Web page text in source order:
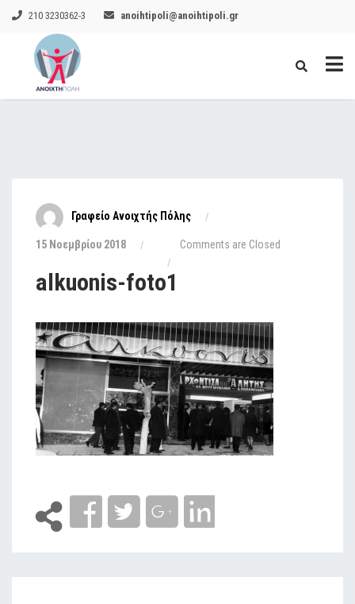
210 3230362-3 anoihtipoli@anoihtipoli.gr
Γραφείο Ανοιχτής Πόλης
15 Νοεμβρίου 2018 Comments are Closed
alkuonis-foto1